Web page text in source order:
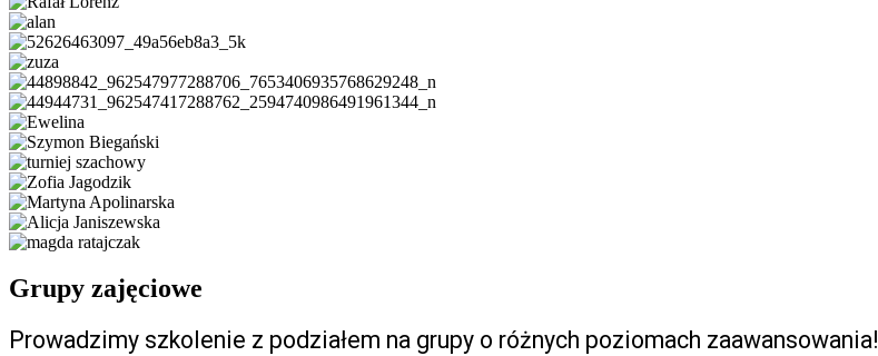
Grupy zajęciowe
Prowadzimy szkolenie z podziałem na grupy o różnych poziomach zaawansowania!